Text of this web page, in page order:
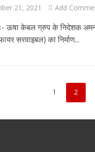
21, 2021 Add
ऊषा केबल ग्रुप के निदेशक
सरवाइबल) का निर्माण...
1 2